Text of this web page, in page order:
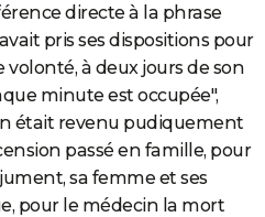
directe à la phrase
pris ses dispositions pour
à deux jours de son
minute est occupée",
était revenu pudiquement
passé en famille, pour
sa femme et ses
pour le médecin la mort